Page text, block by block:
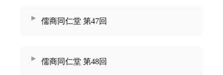
儒商同仁堂 第47回
儒商同仁堂 第48回